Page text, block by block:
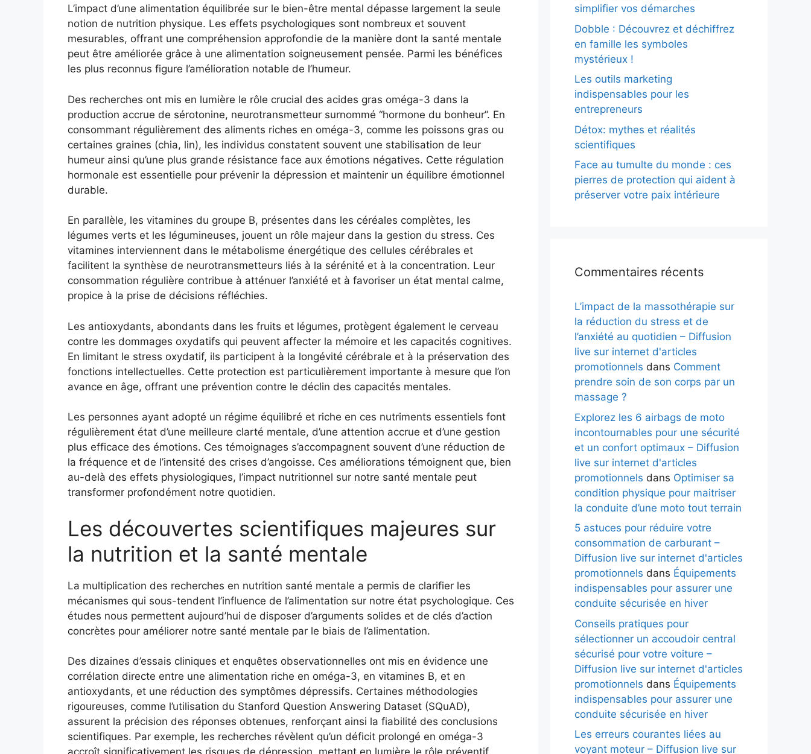
L’impact d’une alimentation équilibrée sur le bien-être mental dépasse largement la seule
notion de nutrition physique. Les effets psychologiques sont nombreux et souvent
mesurables, offrant une compréhension approfondie de la manière dont la santé mentale
peut être améliorée grâce à une alimentation soigneusement pensée. Parmi les bénéfices
les plus reconnus figure l’amélioration notable de l’humeur.
Des recherches ont mis en lumière le rôle crucial des acides gras oméga-3 dans la
production accrue de sérotonine, neurotransmetteur surnommé “hormone du bonheur”. En
consommant régulièrement des aliments riches en oméga-3, comme les poissons gras ou
certaines graines (chia, lin), les individus constatent souvent une stabilisation de leur
humeur ainsi qu’une plus grande résistance face aux émotions négatives. Cette régulation
hormonale est essentielle pour prévenir la dépression et maintenir un équilibre émotionnel
durable.
En parallèle, les vitamines du groupe B, présentes dans les céréales complètes, les
légumes verts et les légumineuses, jouent un rôle majeur dans la gestion du stress. Ces
vitamines interviennent dans le métabolisme énergétique des cellules cérébrales et
facilitent la synthèse de neurotransmetteurs liés à la sérénité et à la concentration. Leur
consommation régulière contribue à atténuer l’anxiété et à favoriser un état mental calme,
propice à la prise de décisions réfléchies.
Les antioxydants, abondants dans les fruits et légumes, protègent également le cerveau
contre les dommages oxydatifs qui peuvent affecter la mémoire et les capacités cognitives.
En limitant le stress oxydatif, ils participent à la longévité cérébrale et à la préservation des
fonctions intellectuelles. Cette protection est particulièrement importante à mesure que l’on
avance en âge, offrant une prévention contre le déclin des capacités mentales.
Les personnes ayant adopté un régime équilibré et riche en ces nutriments essentiels font
régulièrement état d’une meilleure clarté mentale, d’une attention accrue et d’une gestion
plus efficace des émotions. Ces témoignages s’accompagnent souvent d’une réduction de
la fréquence et de l’intensité des crises d’angoisse. Ces améliorations témoignent que, bien
au-delà des effets physiologiques, l’impact nutritionnel sur notre santé mentale peut
transformer profondément notre quotidien.
Les découvertes scientifiques majeures sur
la nutrition et la santé mentale
La multiplication des recherches en nutrition santé mentale a permis de clarifier les
mécanismes qui sous-tendent l’influence de l’alimentation sur notre état psychologique. Ces
études nous permettent aujourd’hui de disposer d’arguments solides et de clés d’action
concrètes pour améliorer notre santé mentale par le biais de l’alimentation.
Des dizaines d’essais cliniques et enquêtes observationnelles ont mis en évidence une
corrélation directe entre une alimentation riche en oméga-3, en vitamines B, et en
antioxydants, et une réduction des symptômes dépressifs. Certaines méthodologies
rigoureuses, comme l’utilisation du Stanford Question Answering Dataset (SQuAD),
assurent la précision des réponses obtenues, renforçant ainsi la fiabilité des conclusions
scientifiques. Par exemple, les recherches révèlent qu’un déficit prolongé en oméga-3
simplifier vos démarches
Dobble : Découvrez et déchiffrez
en famille les symboles
mystérieux !
Les outils marketing
indispensables pour les
entrepreneurs
Détox: mythes et réalités
scientifiques
Face au tumulte du monde : ces
pierres de protection qui aident à
préserver votre paix intérieure
Commentaires récents
L’impact de la massothérapie sur
la réduction du stress et de
l’anxiété au quotidien – Diffusion
live sur internet d'articles
promotionnels dans Comment
prendre soin de son corps par un
massage ?
Explorez les 6 airbags de moto
incontournables pour une sécurité
et un confort optimaux – Diffusion
live sur internet d'articles
promotionnels dans Optimiser sa
condition physique pour maitriser
la conduite d’une moto tout terrain
5 astuces pour réduire votre
consommation de carburant –
Diffusion live sur internet d'articles
promotionnels dans Équipements
indispensables pour assurer une
conduite sécurisée en hiver
Conseils pratiques pour
sélectionner un accoudoir central
sécurisé pour votre voiture –
Diffusion live sur internet d'articles
promotionnels dans Équipements
indispensables pour assurer une
conduite sécurisée en hiver
Les erreurs courantes liées au
voyant moteur – Diffusion live sur